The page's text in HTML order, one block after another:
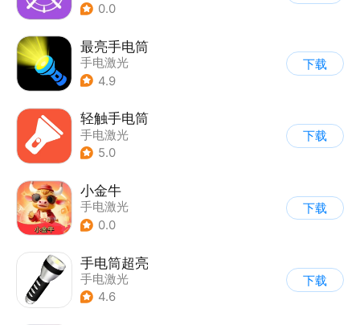
0.0
最亮手电筒
手电激光
4.9
下载
轻触手电筒
手电激光
5.0
下载
小金牛
手电激光
0.0
下载
手电筒超亮
手电激光
4.6
下载